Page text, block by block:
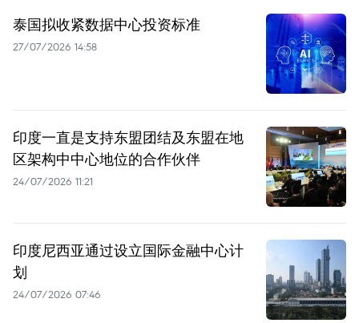
泰国拟收紧数据中心投资标准
27/07/2026 14:58
印度一直是支持东盟团结及东盟在地
区架构中中心地位的合作伙伴
24/07/2026 11:21
印度尼西亚通过设立国际金融中心计
划
24/07/2026 07:46